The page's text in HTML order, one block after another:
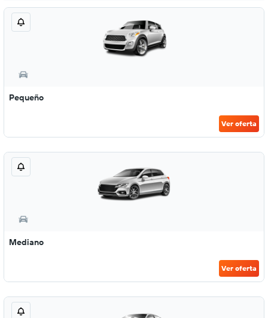
Pequeño
Ver oferta
Mediano
Ver oferta